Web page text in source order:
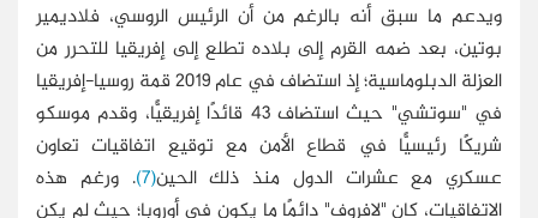
ويدعم ما سبق أنه بالرغم من أن الرئيس الروسي، فلاديمير
بوتين، بعد ضمه القرم إلى بلاده تطلع إلى إفريقيا للتحرر من
العزلة الدبلوماسية؛ إذ استضاف في عام 2019 قمة روسيا-إفريقيا
في "سوتشي" حيث استضاف 43 قائدًا إفريقيًّا، وقدم موسكو
شريكًا رئيسيًّا في قطاع الأمن مع توقيع اتفاقيات تعاون
عسكري مع عشرات الدول منذ ذلك الحين(7) . ورغم هذه
الاتفاقيات، كان "لافروف" دائمًا ما يكون في أوروبا؛ حيث لم يكن